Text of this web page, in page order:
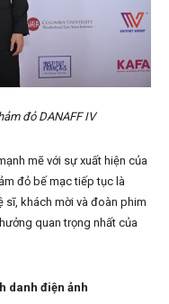
đỏ DANAFF IV
mẽ với sự xuất hiện của
đỏ bế mạc tiếp tục là
sĩ, khách mời và đoàn phim
quan trọng nhất của
danh điện ảnh